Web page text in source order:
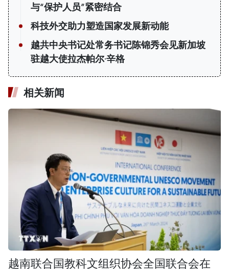
与“保护人员”紧密结合
科技外交助力塑造国家发展新动能
越共中央书记处常务书记陈锦秀会见新加坡
驻越大使拉杰帕尔·辛格
相关新闻
越南联合国教科文组织协会全国联合会在